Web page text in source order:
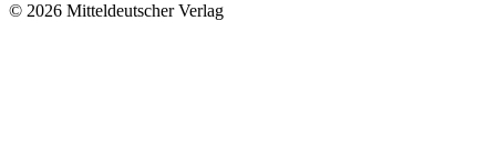
© 2026 Mitteldeutscher Verlag